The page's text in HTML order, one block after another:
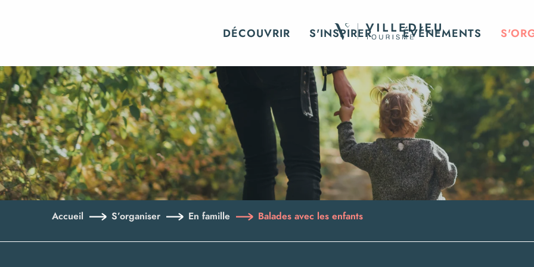
DÉCOUVRIR S'INSPIRER ÉVÉNEMENTS
Accueil S’organiser En famille Balades avec les enfants